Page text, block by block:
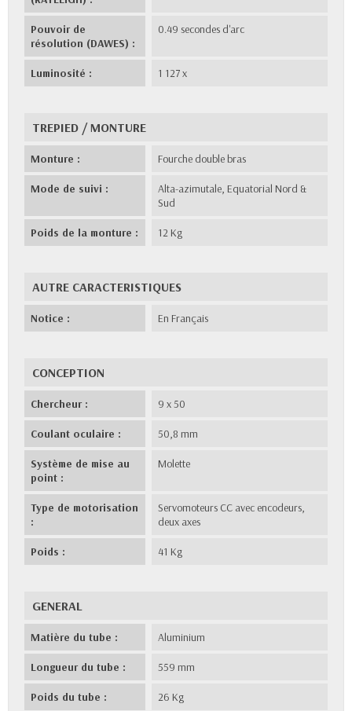
Pouvoir de
résolution (DAWES) :
0.49 secondes d'arc
Luminosité : 1 127 x
TREPIED / MONTURE
Monture : Fourche double bras
Mode de suivi :
Alta-azimutale, Equatorial Nord &
Sud
Poids de la monture : 12 Kg
AUTRE CARACTERISTIQUES
Notice : En Français
CONCEPTION
Chercheur : 9 x 50
Coulant oculaire : 50,8 mm
Système de mise au
point :
Molette
Type de motorisation
:
Servomoteurs CC avec encodeurs,
deux axes
Poids : 41 Kg
GENERAL
Matière du tube : Aluminium
Longueur du tube : 559 mm
Poids du tube : 26 Kg